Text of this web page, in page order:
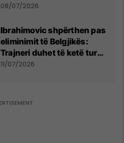
Kupën e Botës
08/07/2026
Ibrahimovic shpërthen pas
eliminimit të Belgjikës:
Trajneri duhet të ketë turp,
ai lojtar se meritoi të luante
11/07/2026